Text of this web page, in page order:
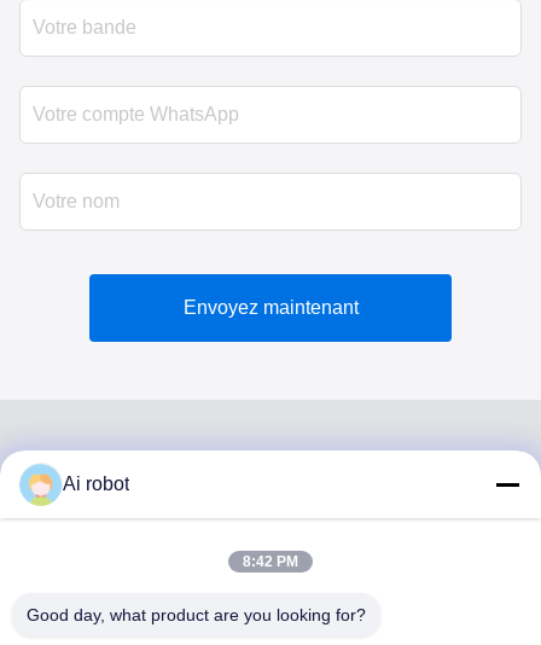
Envoyez maintenant
LABORATORY
Ai robot
8:42 PM
Good day, what product are you looking for?